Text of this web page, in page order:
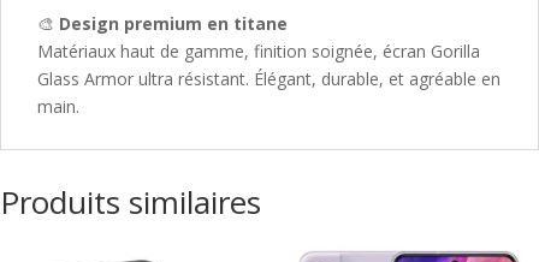
🎨 Design premium en titane
Matériaux haut de gamme, finition soignée, écran Gorilla
Glass Armor ultra résistant. Élégant, durable, et agréable en
main.
Produits similaires